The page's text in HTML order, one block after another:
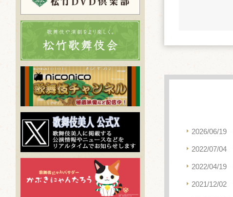
2026/06/19
2022/07/04
2022/04/19
2021/12/02